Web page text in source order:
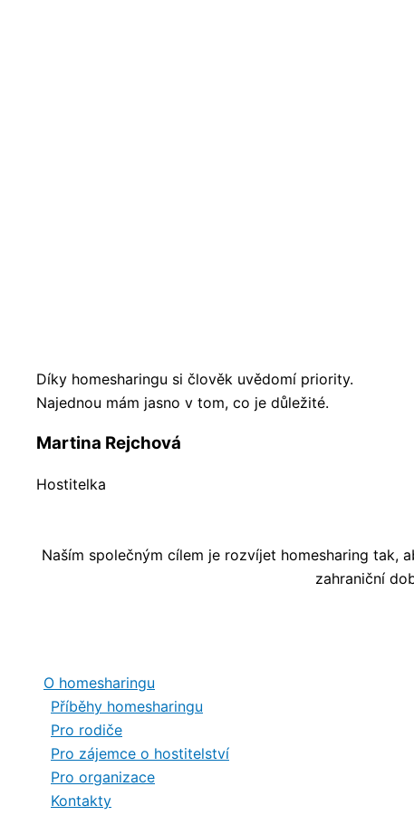
Díky homesharingu si člověk uvědomí priority.
Najednou mám jasno v tom, co je důležité.
Martina Rejchová
Hostitelka
Naším společným cílem je rozvíjet homesharing tak,
zahraniční
O homesharingu
Příběhy homesharingu
Pro rodiče
Pro zájemce o hostitelství
Pro organizace
Kontakty